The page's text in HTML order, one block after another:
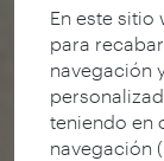
En este sitio
para
navegación
teniendo en
navegación